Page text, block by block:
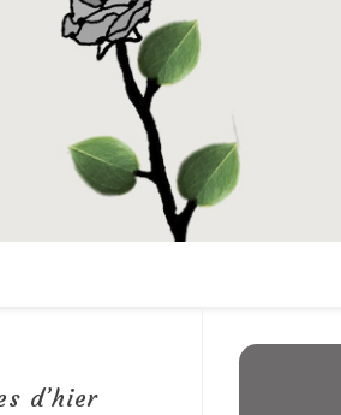
d’hier